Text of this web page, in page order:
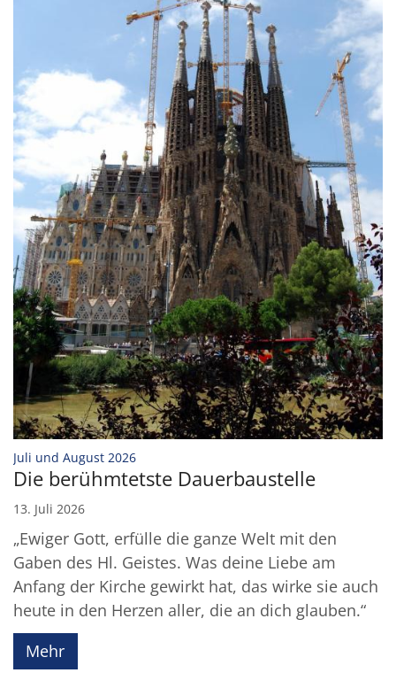
Juli und August 2026:
Die berühmtetste Dauerbaustelle
13. Juli 2026
„Ewiger Gott, erfülle die ganze Welt mit den
Gaben des Hl. Geistes. Was deine Liebe am
Anfang der Kirche gewirkt hat, das wirke sie auch
heute in den Herzen aller, die an dich glauben.“
Mehr